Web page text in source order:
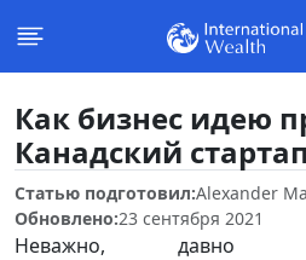
Как бизнес идею
Канадский
Статью подготовил:Alexander
Обновлено:23 сентября 2021
Неважно, давно